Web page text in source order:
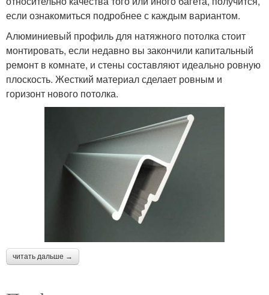
если ознакомиться подробнее с каждым вариантом.
Алюминиевый профиль для натяжного потолка стоит
монтировать, если недавно вы закончили капитальный
ремонт в комнате, и стены составляют идеально ровную
плоскость. Жесткий материал сделает ровным и
горизонт нового потолка.
читать дальше →